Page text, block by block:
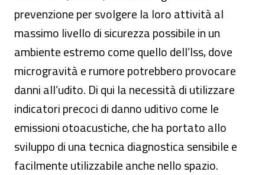
prevenzione per svolgere la loro attività al
massimo livello di sicurezza possibile in un
ambiente estremo come quello dell’Iss, dove
microgravità e rumore potrebbero provocare
danni all’udito. Di qui la necessità di utilizzare
indicatori precoci di danno uditivo come le
emissioni otoacustiche, che ha portato allo
sviluppo di una tecnica diagnostica sensibile e
facilmente utilizzabile anche nello spazio.